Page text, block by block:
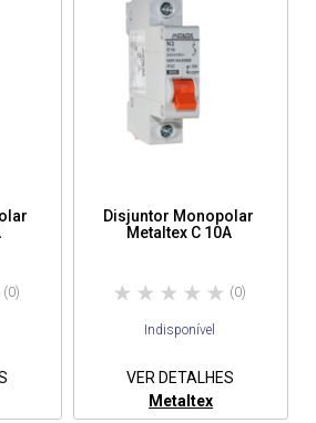
(0)
Disjuntor Monopolar
Metaltex C 10A
(0)
Indisponível
VER DETALHES
Metaltex